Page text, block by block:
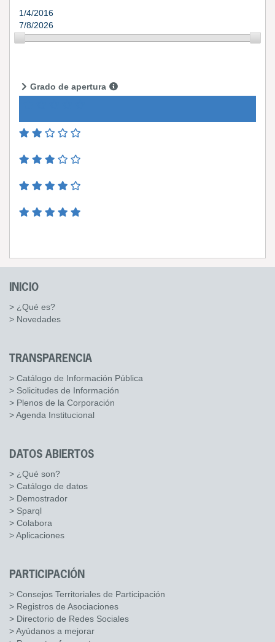
1/4/2016
7/8/2026
Grado de apertura
INICIO
> ¿Qué es?
> Novedades
TRANSPARENCIA
> Catálogo de Información Pública
> Solicitudes de Información
> Plenos de la Corporación
> Agenda Institucional
DATOS ABIERTOS
> ¿Qué son?
> Catálogo de datos
> Demostrador
> Sparql
> Colabora
> Aplicaciones
PARTICIPACIÓN
> Consejos Territoriales de Participación
> Registros de Asociaciones
> Directorio de Redes Sociales
> Ayúdanos a mejorar